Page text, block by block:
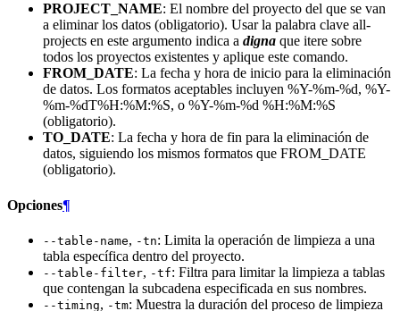
PROJECT_NAME: El nombre del proyecto del que se van
a eliminar los datos (obligatorio). Usar la palabra clave all-
projects en este argumento indica a digna que itere sobre
todos los proyectos existentes y aplique este comando.
FROM_DATE: La fecha y hora de inicio para la eliminación
de datos. Los formatos aceptables incluyen %Y-%m-%d, %Y-
%m-%dT%H:%M:%S, o %Y-%m-%d %H:%M:%S
(obligatorio).
TO_DATE: La fecha y hora de fin para la eliminación de
datos, siguiendo los mismos formatos que FROM_DATE
(obligatorio).
Opciones¶
--table-name, -tn: Limita la operación de limpieza a una
tabla específica dentro del proyecto.
--table-filter, -tf: Filtra para limitar la limpieza a tablas
que contengan la subcadena especificada en sus nombres.
--timing, -tm: Muestra la duración del proceso de limpieza